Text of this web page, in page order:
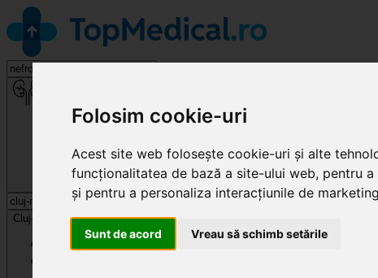
Folosim cookie-uri
Acest site web folosește cookie-uri și alte
funcționalitatea de bază a site-ului web, pentru
și pentru a personaliza interacțiunile de marketing
Sunt de acord Vreau să schimb setările
Cluj-Napoca